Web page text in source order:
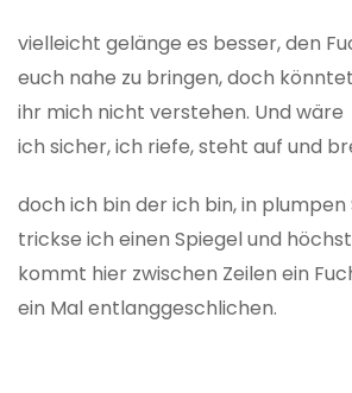
vielleicht gelänge es besser, den
euch nahe zu bringen, doch könntet
ihr mich nicht verstehen. Und wäre
ich sicher, ich riefe, steht auf und
doch ich bin der ich bin, in plumpen
trickse ich einen Spiegel und
kommt hier zwischen Zeilen ein
ein Mal entlanggeschlichen.